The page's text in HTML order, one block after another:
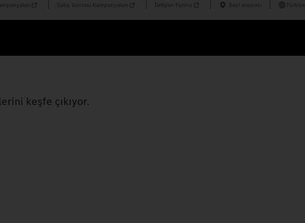
Satış Sonrası Kampanyaları İletişim Formu Bayi araması Türkiye
keşfe çıkıyor.